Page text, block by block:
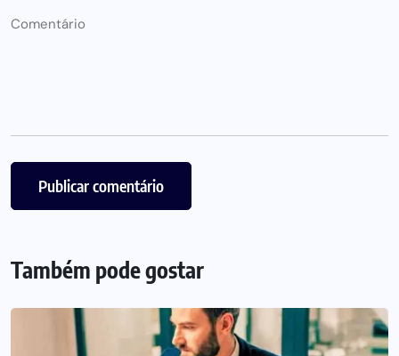
Também pode gostar